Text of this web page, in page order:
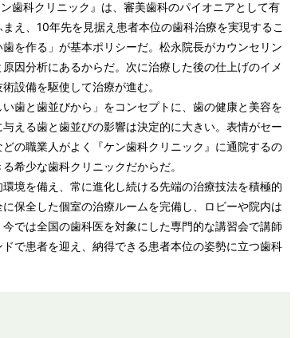
歯科クリニック』は、審美歯科のパイオニアとして有
え、10年先を見据え患者本位の歯科治療を実現するこ
を作る」が基本ポリシーだ。松永院長がカウンセリン
因分析にあるからだ。次に治療した後の仕上げのイメ
設備を駆使して治療が進む。
歯と歯並びから」をコンセプトに、歯の健康と美容を
える歯と歯並びの影響は決定的に大きい。表情がセー
の職業人がよく『ケン歯科クリニック』に通院するの
希少な歯科クリニックだからだ。
境を備え、常に進化し続ける先端の治療技法を積極的
保全した個室の治療ルームを完備し、ロビーや院内は
では全国の歯科医を対象にした専門的な講習会で講師
で患者を迎え、納得できる患者本位の姿勢に立つ歯科